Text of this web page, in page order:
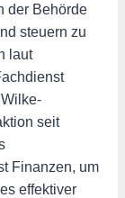
der Behörde
steuern zu
laut
seit
Finanzen, um
effektiver